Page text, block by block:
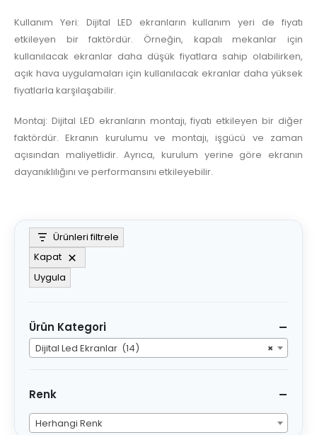
Kullanım Yeri: Dijital LED ekranların kullanım yeri de fiyatı
etkileyen bir faktördür. Örneğin, kapalı mekanlar için
kullanılacak ekranlar daha düşük fiyatlara sahip olabilirken,
açık hava uygulamaları için kullanılacak ekranlar daha yüksek
fiyatlarla karşılaşabilir.
Montaj: Dijital LED ekranların montajı, fiyatı etkileyen bir diğer
faktördür. Ekranın kurulumu ve montajı, işgücü ve zaman
açısından maliyetlidir. Ayrıca, kurulum yerine göre ekranın
dayanıklılığını ve performansını etkileyebilir.
Ürünleri filtrele
Kapat
Uygula
Ürün Kategori
×
Dijital Led Ekranlar (14)
Renk
Herhangi Renk